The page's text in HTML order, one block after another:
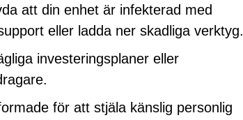
att din enhet är infekterad med
eller ladda ner skadliga verktyg.
investeringsplaner eller
för att stjäla känslig personlig